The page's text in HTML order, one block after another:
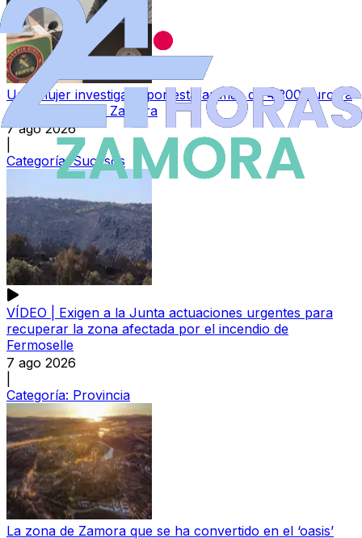
Una mujer investigada por estafar más de 4.200 euros a
una empresa de Zamora
7 ago 2026
Categoría:Sucesos
VÍDEO | Exigen a la Junta actuaciones urgentes para
recuperar la zona afectada por el incendio de
Fermoselle
7 ago 2026
Categoría: Provincia
La zona de Zamora que se ha convertido en el ‘oasis’